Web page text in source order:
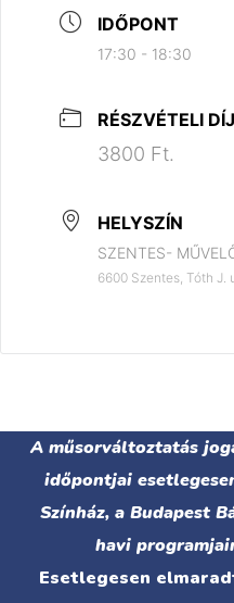
IDŐPONT
17:30 - 18:30
RÉSZVÉTELI DÍJ
3800 Ft.
HELYSZÍN
SZENTES-
6600 Szentes, Tóth J.
A műsorváltoztatás
időpontjai
Színház, a Budapest
havi
Esetlegesen